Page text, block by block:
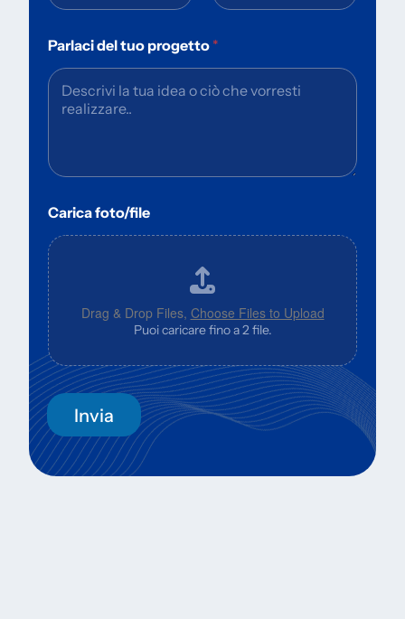
Parlaci del tuo progetto *
Carica foto/file
Drag & Drop Files, Choose Files to Upload
Puoi caricare fino a 2 file.
Invia